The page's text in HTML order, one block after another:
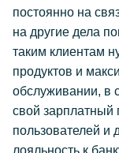
постоянно на
на другие дела
таким клиентам
продуктов и
обслуживании, в
свой зарплатный
пользователей
лояльность к